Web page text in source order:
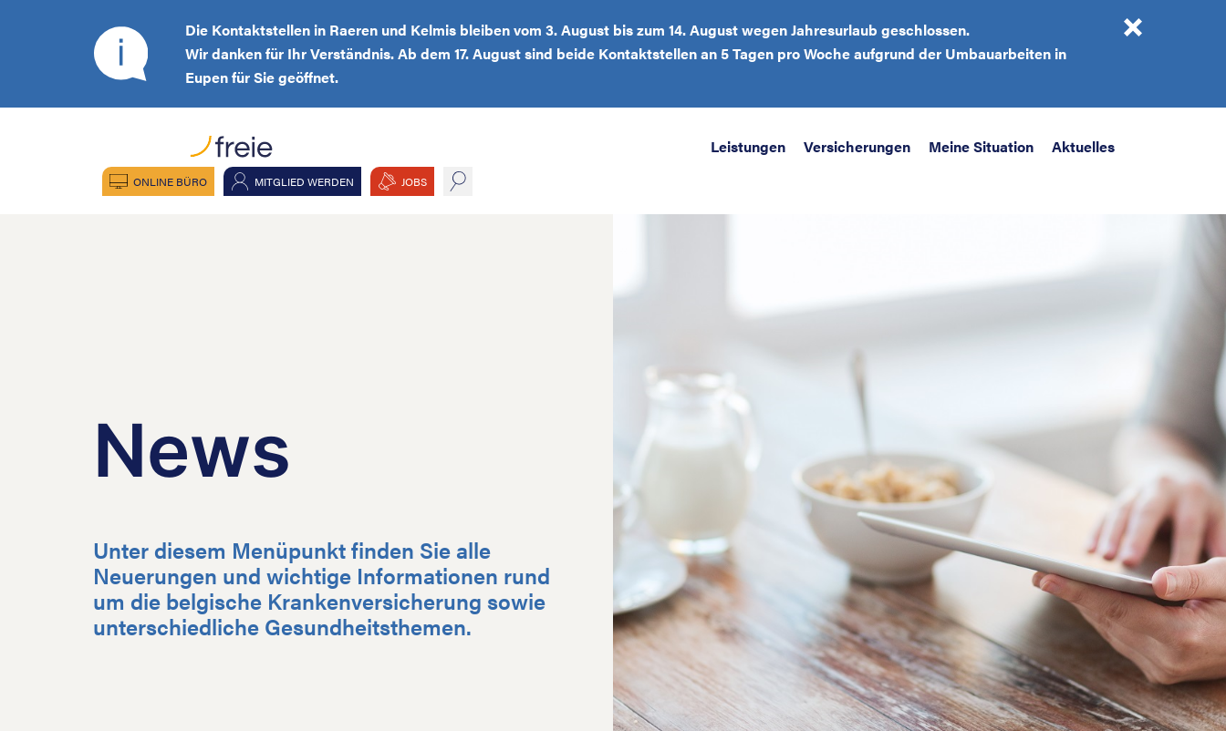
Die Kontaktstellen in Raeren und Kelmis bleiben vom 3. August bis zum 14. August wegen Jahresurlaub geschlossen.
Wir danken für Ihr Verständnis. Ab dem 17. August sind beide Kontaktstellen an 5 Tagen pro Woche aufgrund der Umbauarbeiten in
Eupen für Sie geöffnet.
Leistungen Versicherungen Meine Situation Aktuelles
ONLINE BÜRO MITGLIED WERDEN JOBS
Suche nach:
News
Unter diesem Menüpunkt finden Sie alle
Neuerungen und wichtige Informationen rund
um die belgische Krankenversicherung sowie
unterschiedliche Gesundheitsthemen.